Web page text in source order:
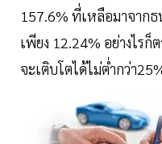
157.6% ที่เหลือมาจาก
เพียง 12.24% อย่างไรก็
จะเติบโตได้ไม่ต่ำกว่า